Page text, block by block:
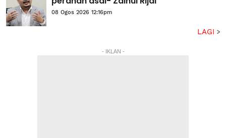
08 Ogos 2026 12:16pm
LAGI
- IKLAN -